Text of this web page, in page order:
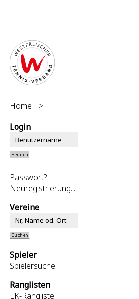
Home
>
Login
Passwort?
Neuregistrierung...
Vereine
Spieler
Spielersuche
Ranglisten
LK-Rangliste